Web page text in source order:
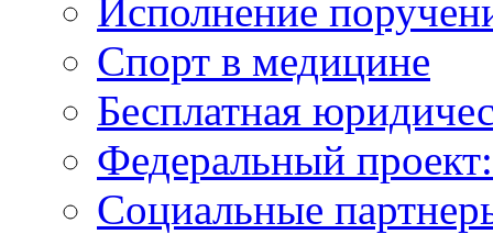
Исполнение
Спорт в медицине
Бесплатная
Федеральный
Социальные